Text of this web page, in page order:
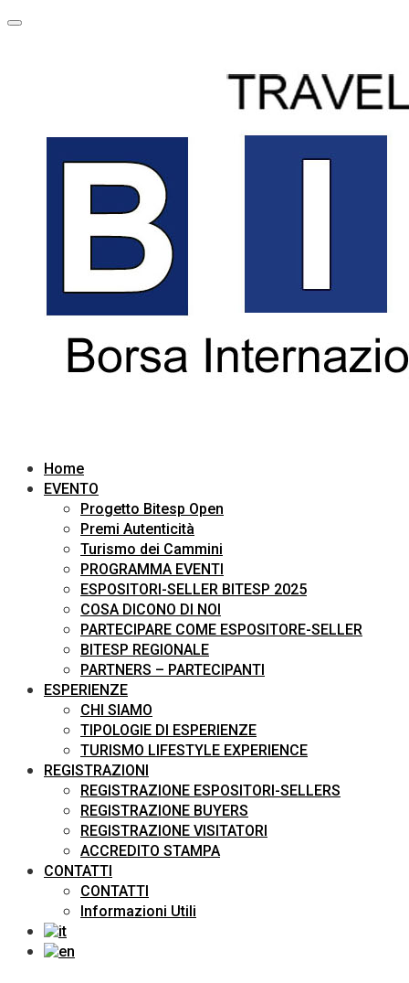
Home
EVENTO
Progetto Bitesp Open
Premi Autenticità
Turismo dei Cammini
PROGRAMMA EVENTI
ESPOSITORI-SELLER BITESP 2025
COSA DICONO DI NOI
PARTECIPARE COME ESPOSITORE-SELLER
BITESP REGIONALE
PARTNERS – PARTECIPANTI
ESPERIENZE
CHI SIAMO
TIPOLOGIE DI ESPERIENZE
TURISMO LIFESTYLE EXPERIENCE
REGISTRAZIONI
REGISTRAZIONE ESPOSITORI-SELLERS
REGISTRAZIONE BUYERS
REGISTRAZIONE VISITATORI
ACCREDITO STAMPA
CONTATTI
CONTATTI
Informazioni Utili